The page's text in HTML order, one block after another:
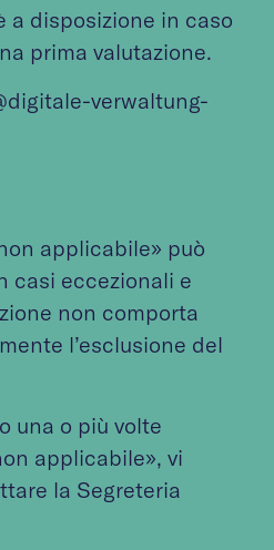
a disposizione in caso
prima valutazione.
verwaltung-
applicabile» può
casi eccezionali e
non comporta
l’esclusione del
una o più volte
applicabile», vi
la Segreteria